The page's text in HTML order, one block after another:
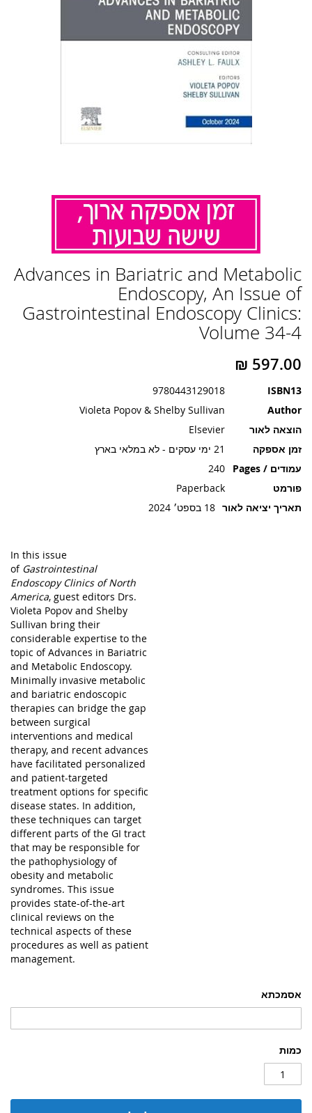
אסמכתא
כמות
Advances in Bariatric and Metabolic
Endoscopy, An Issue of
Gastrointestinal Endoscopy Clinics:
Volume 34-4
ISBN13
9780443129018
Author
Violeta Popov & Shelby Sullivan
הוצאה לאור
Elsevier
זמן אספקה
21 ימי עסקים - לא במלאי בארץ
עמודים / Pages
240
פורמט
Paperback
תאריך יציאה לאור 18 בספט׳ 2024
In this issue
of Gastrointestinal
Endoscopy Clinics of North
America, guest editors Drs.
Violeta Popov and Shelby
Sullivan bring their
considerable expertise to the
topic of Advances in Bariatric
and Metabolic Endoscopy.
Minimally invasive metabolic
and bariatric endoscopic
therapies can bridge the gap
between surgical
interventions and medical
therapy, and recent advances
have facilitated personalized
and patient-targeted
treatment options for specific
disease states. In addition,
these techniques can target
different parts of the GI tract
that may be responsible for
the pathophysiology of
obesity and metabolic
syndromes. This issue
provides state-of-the-art
clinical reviews on the
technical aspects of these
procedures as well as patient
management.
להתחלה
של
גלריית
תמונות